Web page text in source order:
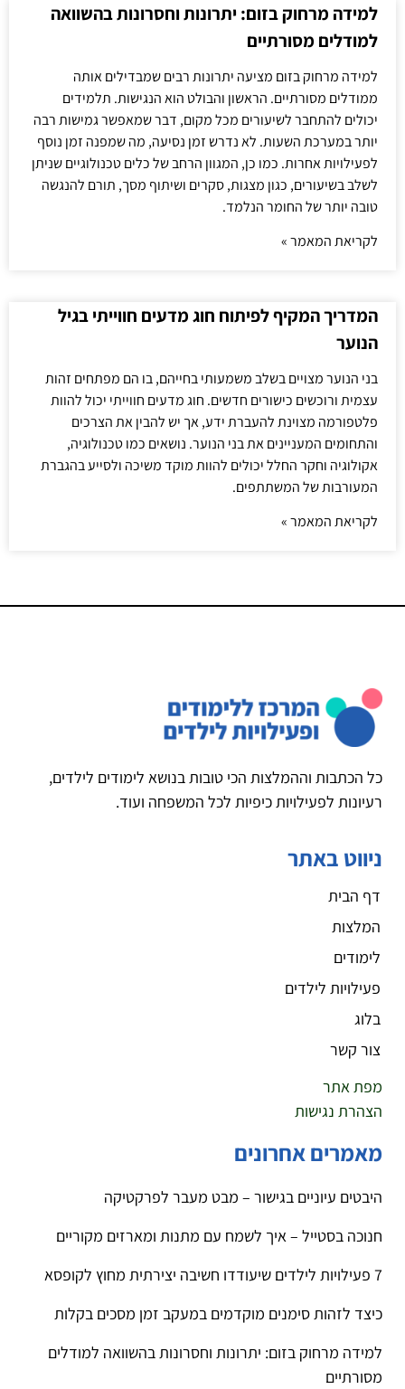
למידה מרחוק בזום: יתרונות וחסרונות בהשוואה
למודלים מסורתיים
למידה מרחוק בזום מציעה יתרונות רבים שמבדילים אותה
ממודלים מסורתיים. הראשון והבולט הוא הנגישות. תלמידים
יכולים להתחבר לשיעורים מכל מקום, דבר שמאפשר גמישות רבה
יותר במערכת השעות. לא נדרש זמן נסיעה, מה שמפנה זמן נוסף
לפעילויות אחרות. כמו כן, המגוון הרחב של כלים טכנולוגיים שניתן
לשלב בשיעורים, כגון מצגות, סקרים ושיתוף מסך, תורם להנגשה
טובה יותר של החומר הנלמד.
לקריאת המאמר »
המדריך המקיף לפיתוח חוג מדעים חווייתי בגיל
הנוער
בני הנוער מצויים בשלב משמעותי בחייהם, בו הם מפתחים זהות
עצמית ורוכשים כישורים חדשים. חוג מדעים חווייתי יכול להוות
פלטפורמה מצוינת להעברת ידע, אך יש להבין את הצרכים
והתחומים המעניינים את בני הנוער. נושאים כמו טכנולוגיה,
אקולוגיה וחקר החלל יכולים להוות מוקד משיכה ולסייע בהגברת
המעורבות של המשתתפים.
לקריאת המאמר »
כל הכתבות וההמלצות הכי טובות בנושא לימודים לילדים,
רעיונות לפעילויות כיפיות לכל המשפחה ועוד.
ניווט באתר
דף הבית
המלצות
לימודים
פעילויות לילדים
בלוג
צור קשר
מפת אתר
הצהרת נגישות
מאמרים אחרונים
היבטים עיוניים בגישור – מבט מעבר לפרקטיקה
חנוכה בסטייל – איך לשמח עם מתנות ומארזים מקוריים
7 פעילויות לילדים שיעודדו חשיבה יצירתית מחוץ לקופסא
כיצד לזהות סימנים מוקדמים במעקב זמן מסכים בקלות
למידה מרחוק בזום: יתרונות וחסרונות בהשוואה למודלים
מסורתיים